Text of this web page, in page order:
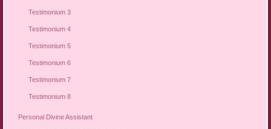
Testimonium 3
Testimonium 4
Testimonium 5
Testimonium 6
Testimonium 7
Testimonium 8
Personal Divine Assistant